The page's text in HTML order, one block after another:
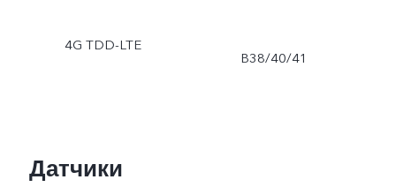
4G TDD-LTE
B38/40/41
Датчики